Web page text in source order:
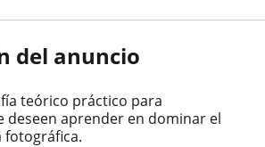
del anuncio
teórico práctico para
deseen aprender en dominar el
fotográfica.